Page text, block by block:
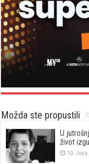
Možda ste propustili
U
život
10. Juna